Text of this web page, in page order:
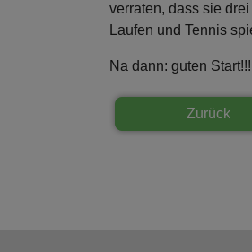
verraten, dass sie
Laufen und Tennis
Na dann: guten Start!!!
Zurück